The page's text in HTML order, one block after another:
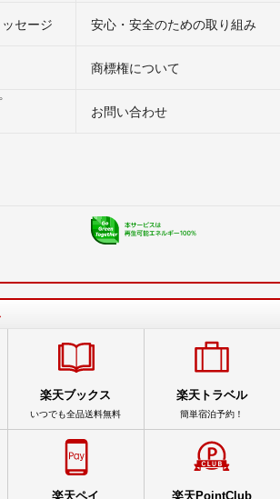
セージ 安心・安全のための取り組み
商標権について
お問い合わせ
楽天ブックス
いつでも全品送料無料
楽天トラベル
簡単宿泊予約！
楽天ペイ 楽天PointClub